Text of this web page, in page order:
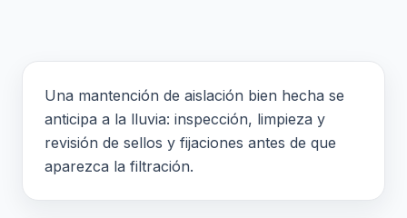
Una mantención de aislación bien hecha se
anticipa a la lluvia: inspección, limpieza y
revisión de sellos y fijaciones antes de que
aparezca la filtración.